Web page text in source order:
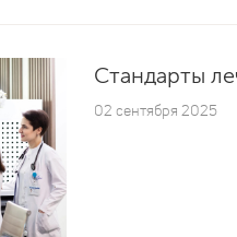
Стандарты
02 сентября 2025